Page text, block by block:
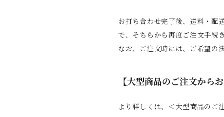
お打ち合わせ完了後、送料・配
で、そちらから再度ご注文手続
なお、ご注文時には、ご希望の
【大型商品のご注文から
より詳しくは、＜大型商品のご